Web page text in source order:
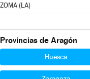
ZOMA (LA)
Provincias de Aragón
Huesca